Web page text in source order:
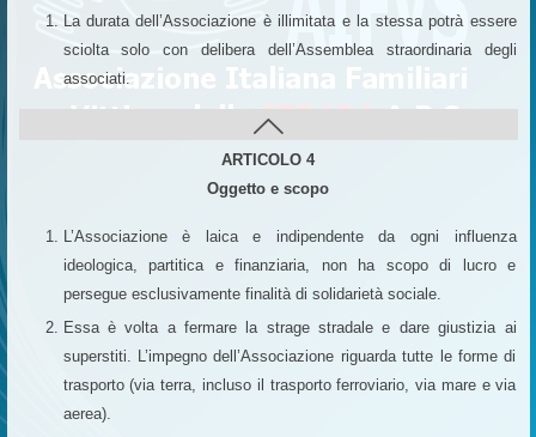
La durata dell’Associazione è illimitata e la stessa potrà essere
sciolta solo con delibera dell’Assemblea straordinaria degli
associati.
ARTICOLO 4
Oggetto e scopo
L’Associazione è laica e indipendente da ogni influenza
ideologica, partitica e finanziaria, non ha scopo di lucro e
persegue esclusivamente finalità di solidarietà sociale.
Essa è volta a fermare la strage stradale e dare giustizia ai
superstiti. L’impegno dell’Associazione riguarda tutte le forme di
trasporto (via terra, incluso il trasporto ferroviario, via mare e via
aerea).